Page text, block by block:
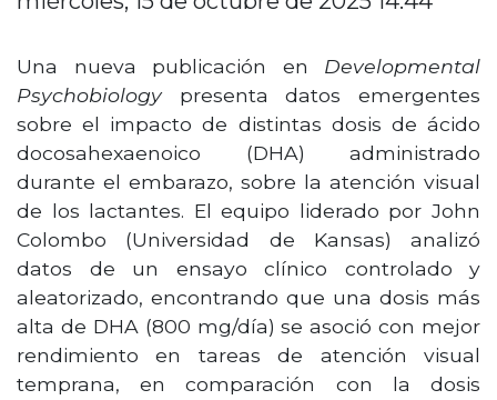
Una nueva publicación en Developmental
Psychobiologypresenta datos emergentes
sobre el impacto de distintas dosis de ácido
docosahexaenoico (DHA) administrado
durante el embarazo, sobre la atención visual
de los lactantes. El equipo liderado por John
Colombo (Universidad de Kansas) analizó
datos de un ensayo clínico controlado y
aleatorizado, encontrando que una dosis más
alta de DHA (800 mg/día) se asoció con mejor
rendimiento en tareas de atención visual
temprana, en comparación con la dosis